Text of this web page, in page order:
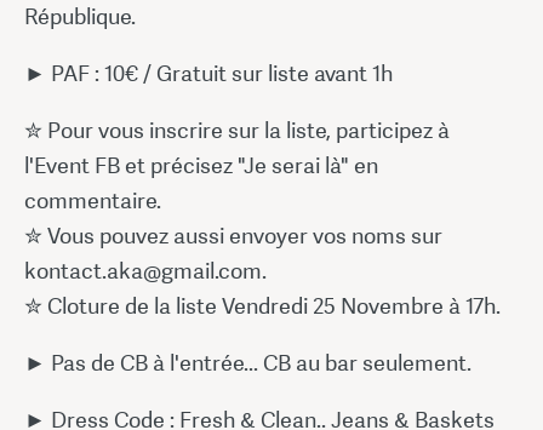
République.
► PAF : 10€ / Gratuit sur liste avant 1h
✮ Pour vous inscrire sur la liste, participez à
l'Event FB et précisez "Je serai là" en
commentaire.
✮ Vous pouvez aussi envoyer vos noms sur
kontact.aka@gmail.com.
✮ Cloture de la liste Vendredi 25 Novembre à 17h.
► Pas de CB à l'entrée... CB au bar seulement.
► Dress Code : Fresh & Clean.. Jeans & Baskets